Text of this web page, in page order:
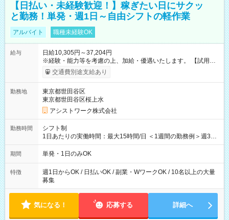
【日払い・未経験歓迎！】稼ぎたい日にサクッ
と勤務！単発・週1日～自由シフトの軽作業
アルバイト 職種未経験OK
給与
日給10,305円～37,204円
※経験・能力等を考慮の上、加給・優遇いたします。 【試用期
間】試用期間なし
交通費別途支給あり
勤務地
東京都世田谷区
東京都世田谷区桜上水
アシストワーク株式会社
勤務時間
シフト制
1日あたりの実働時間：最大15時間/日 ＜1週間の勤務例＞週3回
勤務 勤務：月・水・金 休み：火・木・土・日 好きな時にお仕事
可能です！ ※1日あたりの最大実働時間は日勤、夜勤共に勤務し
期間 単発・1日のみOK
特徴
週1日からOK / 日払いOK / 副業・WワークOK / 10名以上の大量
募集
気になる！ 応募する 詳細へ